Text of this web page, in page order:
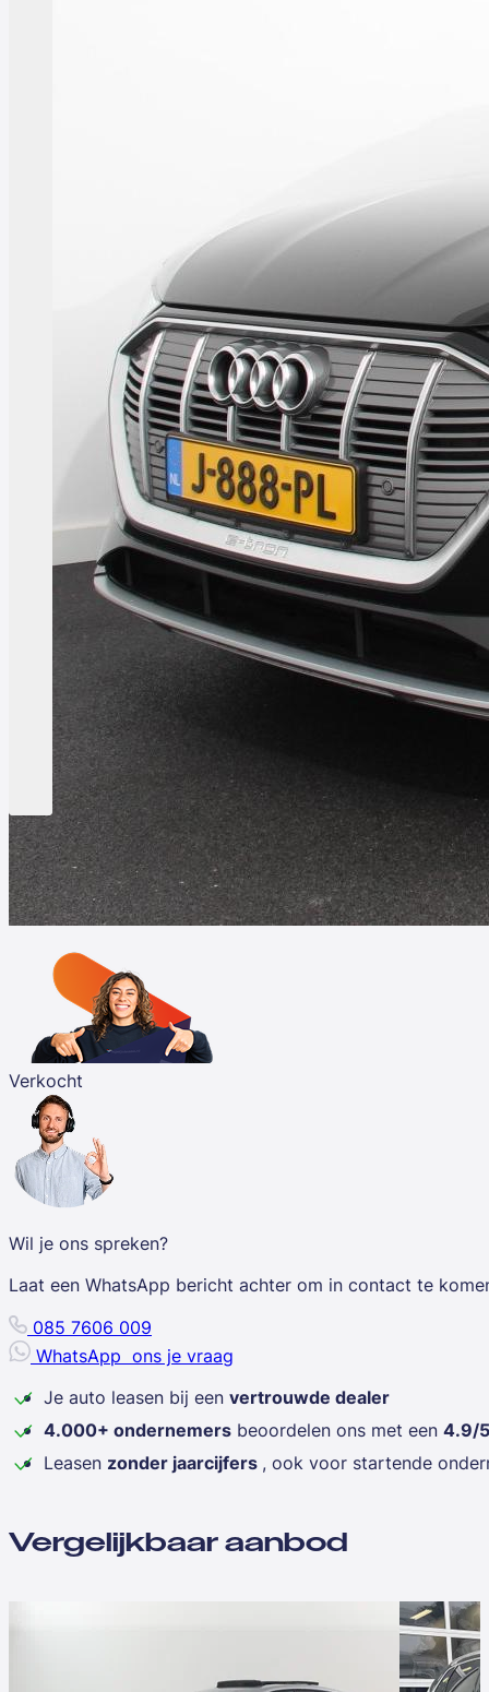
Verkocht
Wil je ons spreken?
Laat een WhatsApp bericht achter om in contact te
085 7606 009
WhatsApp ons je vraag
Je auto leasen bij een vertrouwde dealer
4.000+ ondernemers beoordelen ons met een 4.9/5
Leasen zonder jaarcijfers , ook voor startende
Vergelijkbaar aanbod